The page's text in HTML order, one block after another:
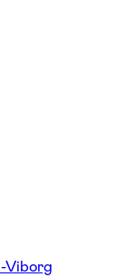
Viborg